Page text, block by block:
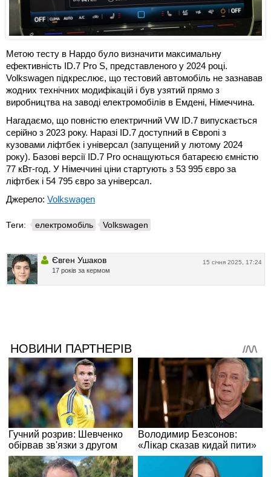
Метою тесту в Нардо було визначити максимальну
ефективність ID.7 Pro S, представленого у 2024 році.
Volkswagen підкреслює, що тестовий автомобіль не зазнавав
жодних технічних модифікацій і був узятий прямо з
виробництва на заводі електромобілів в Емдені, Німеччина.
Нагадаємо, що повністю електричний VW ID.7 випускається
серійно з 2023 року. Наразі ID.7 доступний в Європі з
кузовами ліфтбек і універсал (запущений у лютому 2024
року). Базові версії ID.7 Pro оснащуються батареєю ємністю
77 кВт-год. У Німеччині ціни стартують з 53 995 євро за
ліфтбек і 54 795 євро за універсал.
Джерело: Volkswagen
Теги: електромобіль Volkswagen
15 січня 2025, 17:24
Євген Ушаков
17 років за кермом